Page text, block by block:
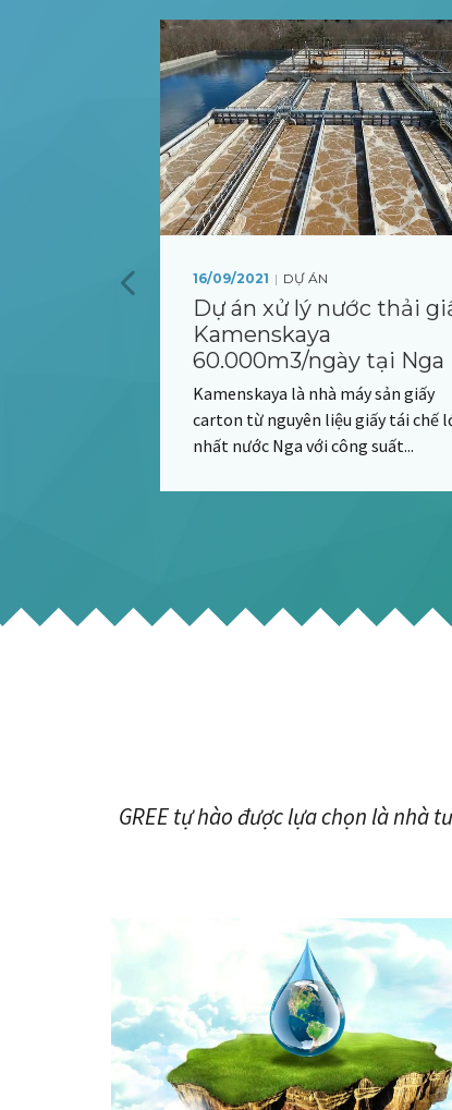
16/09/2021 | DỰ ÁN
Dự án xử lý nước thải
Kamenskaya
60.000m3/ngày tại Nga
Kamenskaya là nhà máy sản giấy
carton từ nguyên liệu giấy tái chế
nhất nước Nga với công suất...
GREE tự hào được lựa chọn là nhà